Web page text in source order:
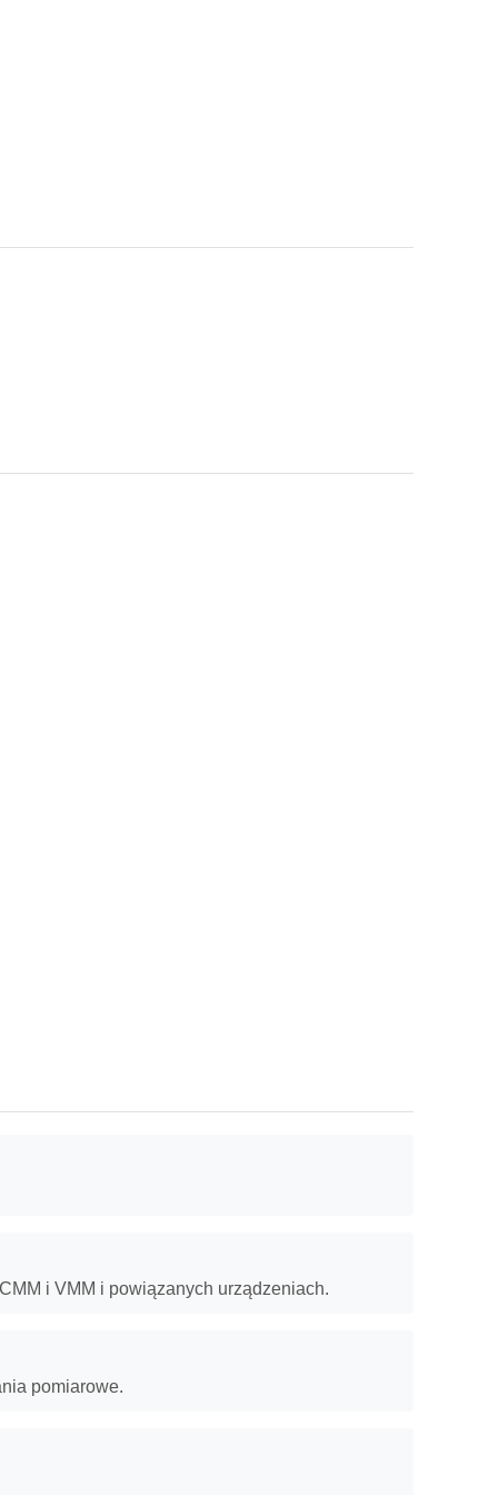
i VMM i powiązanych urządzeniach.
pomiarowe.